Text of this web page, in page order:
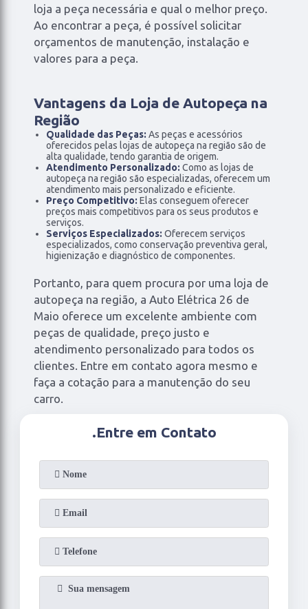
loja a peça necessária e qual o melhor preço.
Ao encontrar a peça, é possível solicitar
orçamentos de manutenção, instalação e
valores para a peça.
Vantagens da Loja de Autopeça na
Região
Qualidade das Peças: As peças e acessórios
oferecidos pelas lojas de autopeça na região são de
alta qualidade, tendo garantia de origem.
Atendimento Personalizado: Como as lojas de
autopeça na região são especializadas, oferecem um
atendimento mais personalizado e eficiente.
Preço Competitivo: Elas conseguem oferecer
preços mais competitivos para os seus produtos e
serviços.
Serviços Especializados: Oferecem serviços
especializados, como conservação preventiva geral,
higienização e diagnóstico de componentes.
Portanto, para quem procura por uma loja de
autopeça na região, a Auto Elétrica 26 de
Maio oferece um excelente ambiente com
peças de qualidade, preço justo e
atendimento personalizado para todos os
clientes. Entre em contato agora mesmo e
faça a cotação para a manutenção do seu
carro.
.Entre em Contato